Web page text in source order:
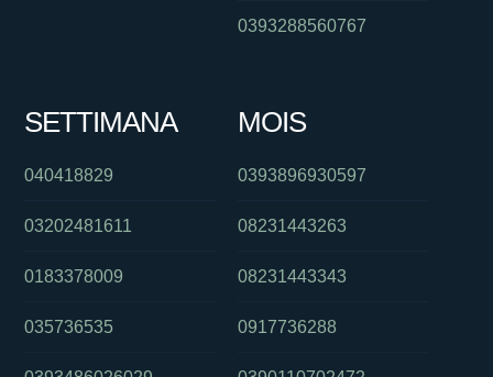
0393288560767
SETTIMANA
040418829
03202481611
0183378009
035736535
MOIS
0393896930597
08231443263
08231443343
0917736288